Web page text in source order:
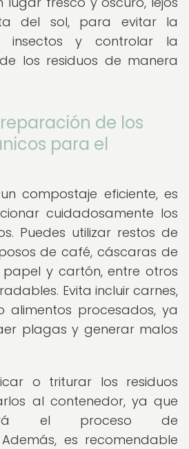
del sol, para evitar la
insectos y controlar la
los residuos de manera
de los
para el
compostaje eficiente, es
cuidadosamente los
Puedes utilizar restos de
de café, cáscaras de
papel y cartón, entre otros
Evita incluir carnes,
alimentos procesados, ya
plagas y generar malos
o triturar los residuos
al contenedor, ya que
el proceso de
es recomendable